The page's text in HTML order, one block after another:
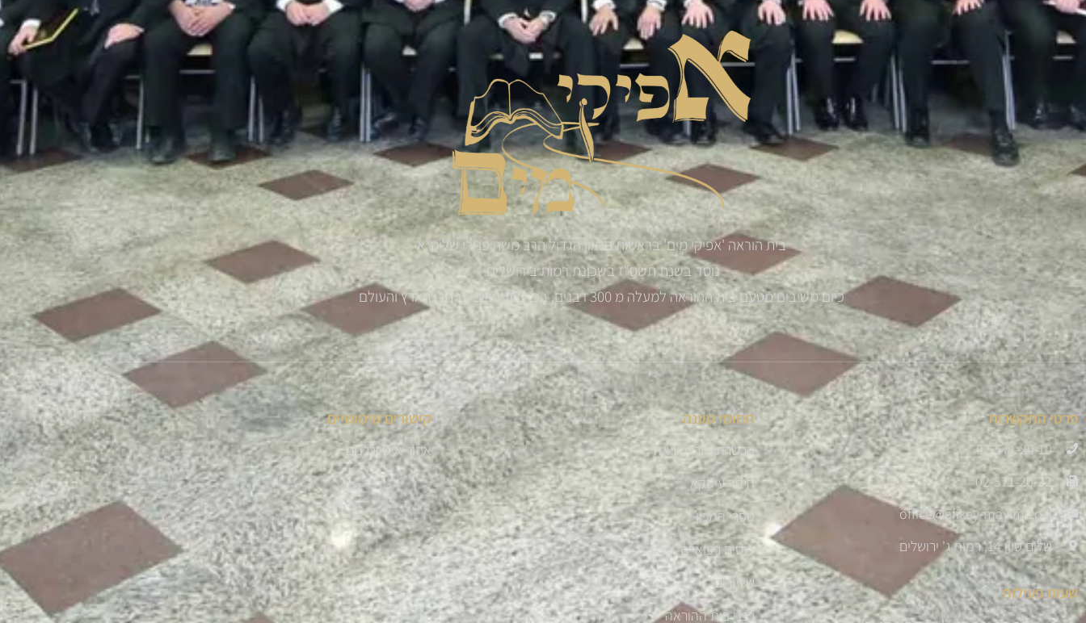
בית הוראה 'אפיקי מים' בראשות הגאון הגדול הרב משה פנירי שליט"א
נוסד בשנת תשס"ז בשכונת רמות בירושלים.
כיום משיבים מטעם בית ההוראה למעלה מ 300 רבנים, בכ -100 ערים ברחבי הארץ והעולם
פרטי התקשרות
02-571-20-10
02-571-20-22
office@afikey-mayim.co.il
שלום סיון 14, רמות ג' ירושלים
שעות פעילות
תחומי מענה
הכשרת מורי הוראה
היתר עיסקא
ספרי המכון
כנסים רפואיים
שיעורים
רבני בית ההוראה
קישורים שימושיים
איזור אישי רבנים